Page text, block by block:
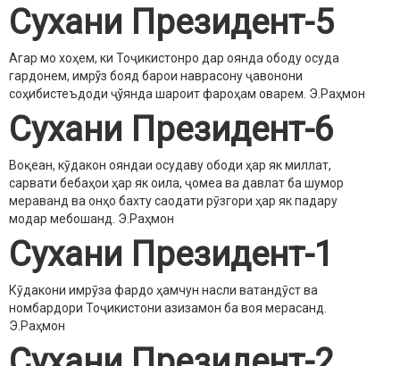
Сухани Президент-5
Агар мо хоҳем, ки Тоҷикистонро дар оянда ободу осуда
гардонем, имрўз бояд барои наврасону ҷавонони
соҳибистеъдоди ҷўянда шароит фароҳам оварем. Э.Раҳмон
Сухани Президент-6
Воқеан, кӯдакон ояндаи осудаву ободи ҳар як миллат,
сарвати бебаҳои ҳар як оила, ҷомеа ва давлат ба шумор
мераванд ва онҳо бахту саодати рӯзгори ҳар як падару
модар мебошанд. Э.Раҳмон
Сухани Президент-1
Кӯдакони имрӯза фардо ҳамчун насли ватандӯст ва
номбардори Тоҷикистони азизамон ба воя мерасанд.
Э.Раҳмон